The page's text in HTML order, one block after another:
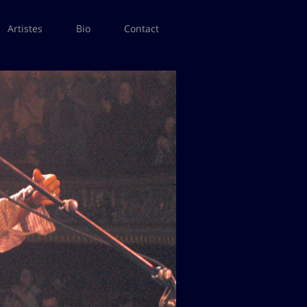
Artistes Bio Contact